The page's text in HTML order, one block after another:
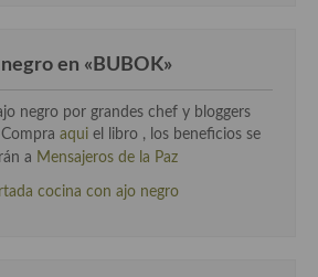
en «BUBOK»
negro por grandes chef y bloggers
Compra aqui el libro , los beneficios se
a Mensajeros de la Paz